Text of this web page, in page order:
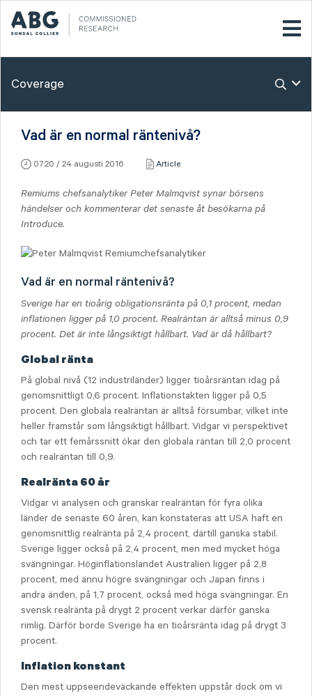
Coverage
Vad är en normal räntenivå?
07:20 / 24 augusti 2016 Article
Remiums chefsanalytiker Peter Malmqvist synar börsens
händelser och kommenterar det senaste åt besökarna på
Introduce.
Vad är en normal räntenivå?
Sverige har en tioårig obligationsränta på 0,1 procent, medan
inflationen ligger på 1,0 procent. Realräntan är alltså minus 0,9
procent. Det är inte långsiktigt hållbart. Vad är då hållbart?
Global ränta
På global nivå (12 industriländer) ligger tioårsräntan idag på
genomsnittligt 0,6 procent. Inflationstakten ligger på 0,5
procent. Den globala realräntan är alltså försumbar, vilket inte
heller framstår som långsiktigt hållbart. Vidgar vi perspektivet
och tar ett femårssnitt ökar den globala räntan till 2,0 procent
och realräntan till 0,9.
Realränta 60 år
Vidgar vi analysen och granskar realräntan för fyra olika
länder de senaste 60 åren, kan konstateras att USA haft en
genomsnittlig realränta på 2,4 procent, därtill ganska stabil.
Sverige ligger också på 2,4 procent, men med mycket höga
svängningar. Höginflationslandet Australien ligger på 2,8
procent, med ännu högre svängningar och Japan finns i
andra änden, på 1,7 procent, också med höga svängningar. En
svensk realränta på drygt 2 procent verkar därför ganska
rimlig. Därför borde Sverige ha en tioårsränta idag på drygt 3
procent.
Inflation konstant
Den mest uppseendeväckande effekten uppstår dock om vi